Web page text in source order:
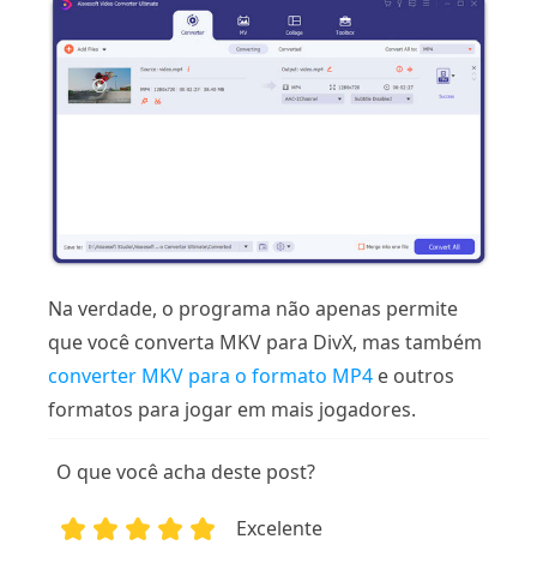
Na verdade, o programa não apenas permite
que você converta MKV para DivX, mas também
converter MKV para o formato MP4 e outros
formatos para jogar em mais jogadores.
O que você acha deste post?
Excelente